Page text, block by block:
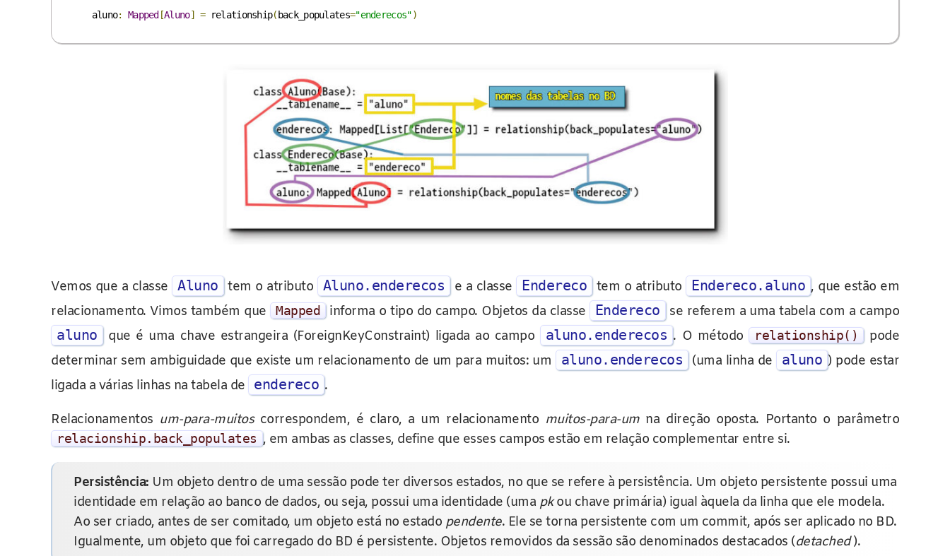
    aluno
: Mapped [Aluno] = relationship( back_populates="enderecos")
Vemos que a classe Aluno tem o atributo Aluno.enderecos e a classe Endereco tem o atributo Endereco.aluno , que estão em
relacionamento. Vimos também que
Mapped informa o tipo do campo. Objetos da classe Endereco se referem a uma tabela com a campo
aluno que é uma chave estrangeira (ForeignKeyConstraint) ligada ao campo aluno.enderecos . O método relationship()
pode
determinar sem ambiguidade que existe um relacionamento de um para muitos: um
aluno.enderecos (uma linha de aluno ) pode estar
ligada a várias linhas na tabela de
endereco .
Relacionamentos um-para-muitoscorrespondem, é claro, a um relacionamento muitos-para-umna direção oposta. Portanto o parâmetro
relacionship. back_populates , em ambas as classes, define que esses campos estão em relação complementar entre si.
Persistência: Um objeto dentro de uma sessão pode ter diversos estados, no que se refere à persistência. Um objeto persistente possui uma
identidade em relação ao banco de dados, ou seja, possui uma identidade (uma pkou chave primária) igual àquela da linha que ele modela.
Ao ser criado, antes de ser comitado, um objeto está no estado pendente. Ele se torna persistente com um commit, após ser aplicado no BD.
Igualmente, um objeto que foi carregado do BD é persistente. Objetos removidos da sessão são denominados destacados (detached).